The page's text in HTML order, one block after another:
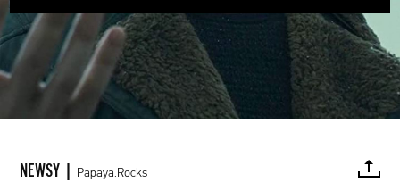
NEWSY | Papaya.Rocks